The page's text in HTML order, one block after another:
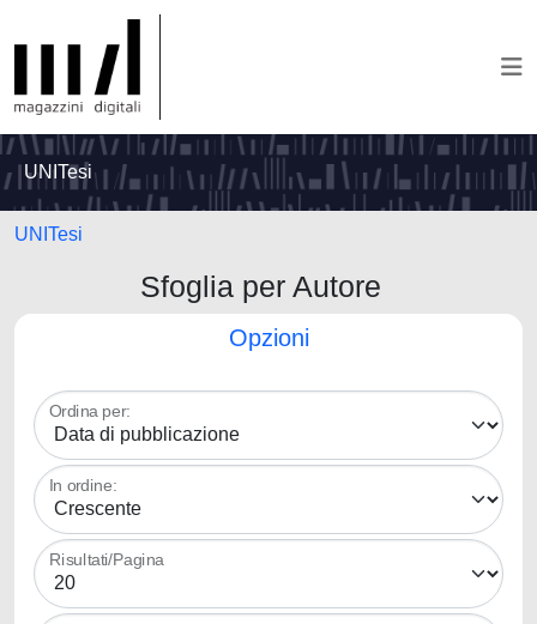
UNITesi
UNITesi
Sfoglia per Autore
Opzioni
Ordina per:
In ordine:
Risultati/Pagina